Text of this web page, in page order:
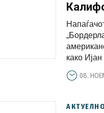
како
08.
АКТУЕЛНО